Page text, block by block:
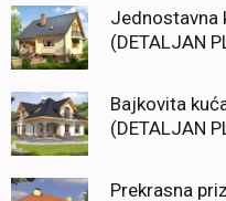
Jednostavna
(DETALJAN
Bajkovita
(DETALJAN
Prekrasna